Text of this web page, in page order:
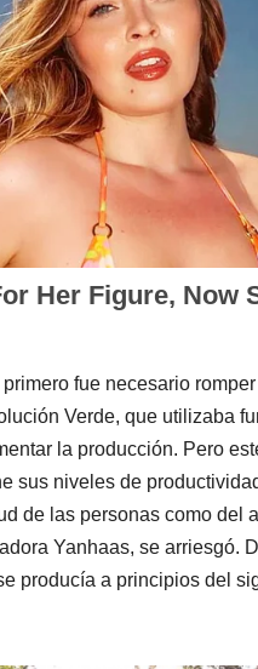
fue necesario
Verde, que utilizaba
la producción. Pero
sus niveles de
de las personas como del
Yanhaas, se arriesgó.
producía a principios del